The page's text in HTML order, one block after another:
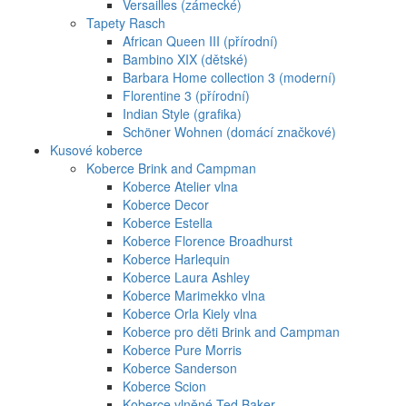
Versailles (zámecké)
Tapety Rasch
African Queen III (přírodní)
Bambino XIX (dětské)
Barbara Home collection 3 (moderní)
Florentine 3 (přírodní)
Indian Style (grafika)
Schöner Wohnen (domácí značkové)
Kusové koberce
Koberce Brink and Campman
Koberce Atelier vlna
Koberce Decor
Koberce Estella
Koberce Florence Broadhurst
Koberce Harlequin
Koberce Laura Ashley
Koberce Marimekko vlna
Koberce Orla Kiely vlna
Koberce pro děti Brink and Campman
Koberce Pure Morris
Koberce Sanderson
Koberce Scion